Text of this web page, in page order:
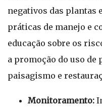
negativos das plantas
práticas de manejo e
educação sobre os
a promoção do uso de
paisagismo e
Monitoramento: